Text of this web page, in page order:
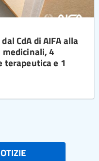
CdA di AIFA alla
4
terapeutica e 1